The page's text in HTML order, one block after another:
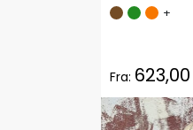
+
Fra: 623,00